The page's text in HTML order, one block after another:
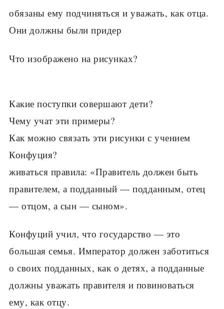
обязаны ему подчиняться и ува­жать, как отца.
Они должны были придер
Что изображено на рисунках?
Какие поступки совершают дети?
Чему учат эти примеры?
Как можно связать эти рисунки с учением
Конфуция?
живаться правила: «Правитель должен быть
правителем, а подданный — подданным, отец
— отцом, а сын — сыном».
Конфуций учил, что государство — это
большая семья. Император должен заботить­ся
о своих подданных, как о детях, а поддан­ные
должны уважать правителя и повиновать­ся
ему, как отцу.